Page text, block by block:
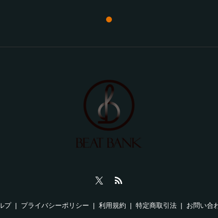
プ プライバシーポリシー 利用規約 特定商取引法 お問い合